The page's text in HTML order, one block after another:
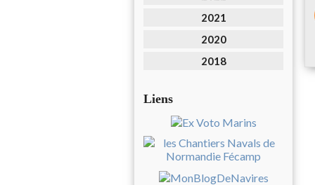
2021
2020
2018
Liens